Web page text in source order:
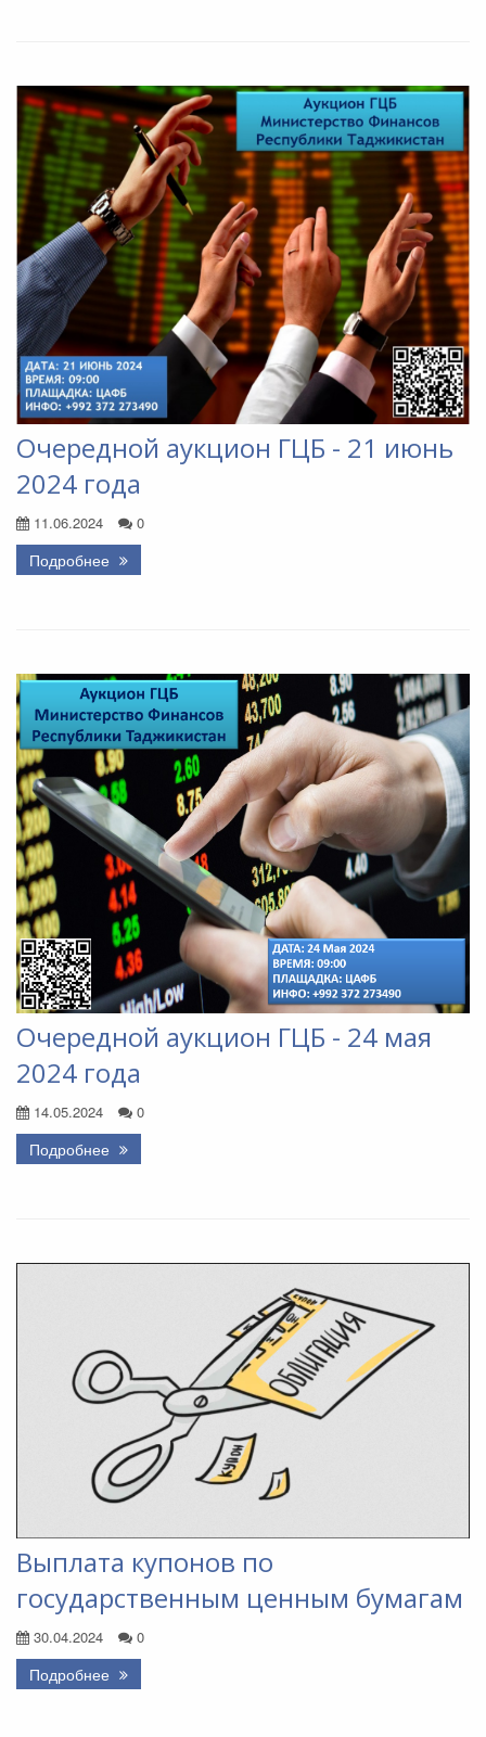
Очередной аукцион ГЦБ - 21 июнь
2024 года
11.06.2024 0
Подробнее
Очередной аукцион ГЦБ - 24 мая
2024 года
14.05.2024 0
Подробнее
Выплата купонов по
государственным ценным бумагам
30.04.2024 0
Подробнее